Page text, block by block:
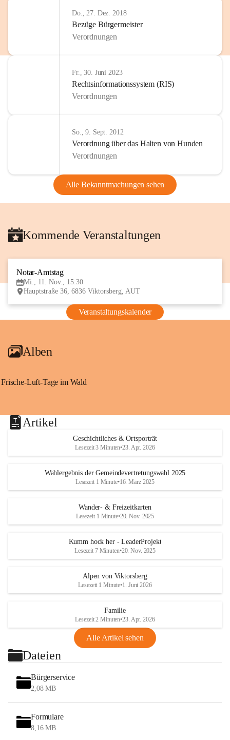
Do., 27. Dez. 2018
Bezüge Bürgermeister
Verordnungen
Fr., 30. Juni 2023
Rechtsinformationssystem (RIS)
Verordnungen
So., 9. Sept. 2012
Verordnung über das Halten von Hunden
Verordnungen
Alle Bekanntmachungen sehen
Kommende Veranstaltungen
Notar-Amtstag
Mi., 11. Nov., 15:30
Hauptstraße 36, 6836 Viktorsberg, AUT
Veranstaltungskalender
Alben
Frische-Luft-Tage im Wald
Artikel
Geschichtliches & Ortsporträt
Lesezeit 3 Minuten•23. Apr. 2026
Wahlergebnis der Gemeindevertretungswahl 2025
Lesezeit 1 Minute•16. März 2025
Wander- & Freizeitkarten
Lesezeit 1 Minute•20. Nov. 2025
Kumm hock her - LeaderProjekt
Lesezeit 7 Minuten•20. Nov. 2025
Alpen von Viktorsberg
Lesezeit 1 Minute•1. Juni 2026
Familie
Lesezeit 2 Minuten•23. Apr. 2026
Alle Artikel sehen
Dateien
Bürgerservice
2,08 MB
Formulare
8,16 MB